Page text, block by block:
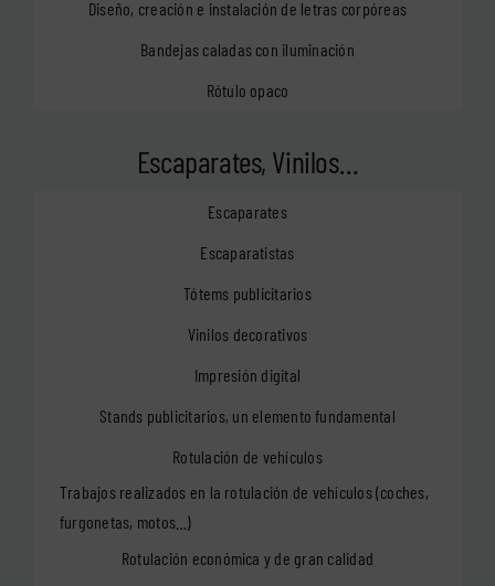
Diseño, creación e instalación de letras corpóreas
Bandejas caladas con iluminación
Rótulo opaco
Escaparates, Vinilos…
Escaparates
Escaparatistas
Tótems publicitarios
Vinilos decorativos
Impresión digital
Stands publicitarios, un elemento fundamental
Rotulación de vehículos
Trabajos realizados en la rotulación de vehículos (coches,
furgonetas, motos…)
Rotulación económica y de gran calidad